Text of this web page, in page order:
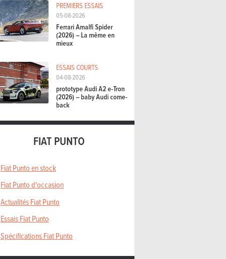
PREMIERS ESSAIS
05-08-2026
Ferrari Amalfi Spider
(2026) – La même en
mieux
ESSAIS COURTS
04-08-2026
prototype Audi A2 e-Tron
(2026) – baby Audi come-
back
FIAT PUNTO
Fiat Punto en stock
Fiat Punto d'occasion
Actualités Fiat Punto
Essais Fiat Punto
Spécifications Fiat Punto